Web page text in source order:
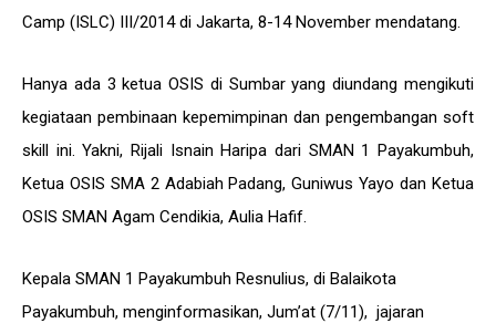
Camp (ISLC) III/2014 di Jakarta, 8-14 November mendatang.
Hanya ada 3 ketua OSIS di Sumbar yang diundang mengikuti
kegiataan pembinaan kepemimpinan dan pengembangan soft
skill ini. Yakni, Rijali Isnain Haripa dari SMAN 1 Payakumbuh,
Ketua OSIS SMA 2 Adabiah Padang, Guniwus Yayo dan Ketua
OSIS SMAN Agam Cendikia, Aulia Hafif.
Kepala SMAN 1 Payakumbuh Resnulius, di Balaikota
Payakumbuh, menginformasikan, Jum’at (7/11), jajaran